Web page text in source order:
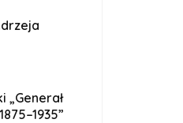
„Generał